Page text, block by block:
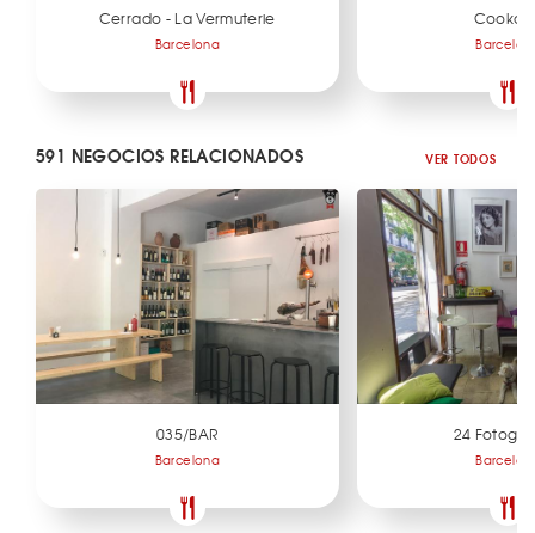
Cerrado - La Vermuterie
Barcelona
591 NEGOCIOS RELACIONADOS VER TODOS
035/BAR
Barcelona
24